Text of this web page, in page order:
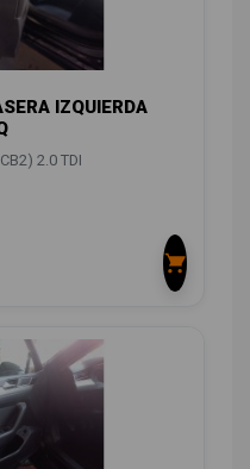
IZQUIERDA
2.0 TDI